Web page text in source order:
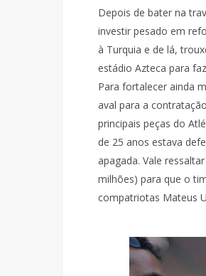
Depois de bater na
investir pesado em
à Turquia e de lá,
estádio Azteca para
Para fortalecer ainda
aval para a
principais peças do
de 25 anos estava
apagada. Vale
milhões) para que o
compatriotas Mateus